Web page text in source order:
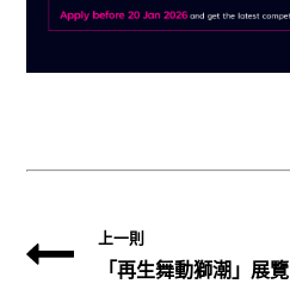
上一則
「再生舞動獅潮」展覽